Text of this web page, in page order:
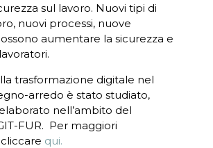
sul lavoro. Nuovi tipi di
nuovi processi, nuove
aumentare la sicurezza e
trasformazione digitale nel
arredo è stato studiato,
nell’ambito del
FUR. Per maggiori
qui.